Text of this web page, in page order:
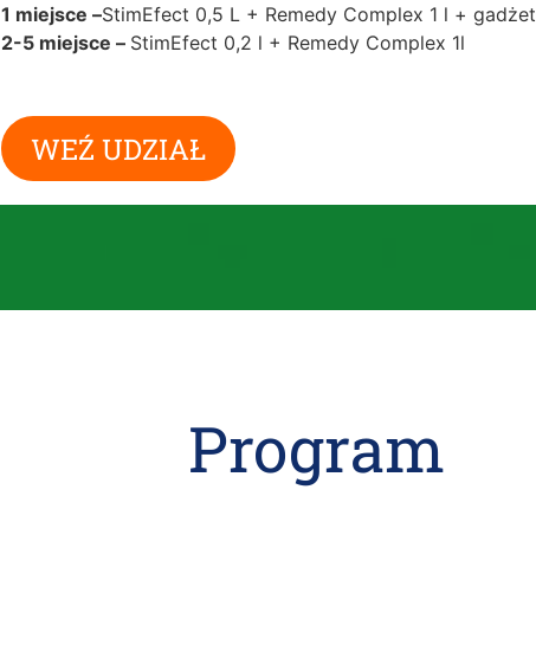
1 miejsce –StimEfect 0,5 L + Remedy Complex 1 l + gadżet
2-5 miejsce – StimEfect 0,2 l + Remedy Complex 1l
WEŹ UDZIAŁ
Program